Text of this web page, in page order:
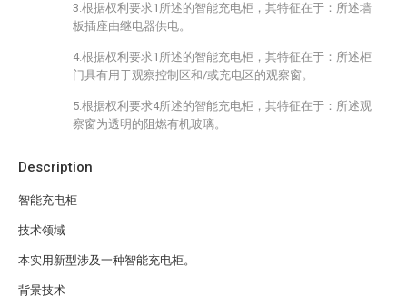
Description
智能充电柜
技术领域
本实用新型涉及一种智能充电柜。
背景技术
3.根据权利要求1所述的智能充电柜，其特征在于：所述墙
板插座由继电器供电。
4.根据权利要求1所述的智能充电柜，其特征在于：所述柜
门具有用于观察控制区和/或充电区的观察窗。
5.根据权利要求4所述的智能充电柜，其特征在于：所述观
察窗为透明的阻燃有机玻璃。